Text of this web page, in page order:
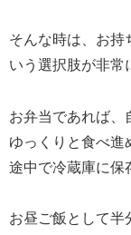
そんな時は、お持
いう選択肢が非常
お弁当であれば、
ゆっくりと食べ進
途中で冷蔵庫に保
お昼ご飯として半